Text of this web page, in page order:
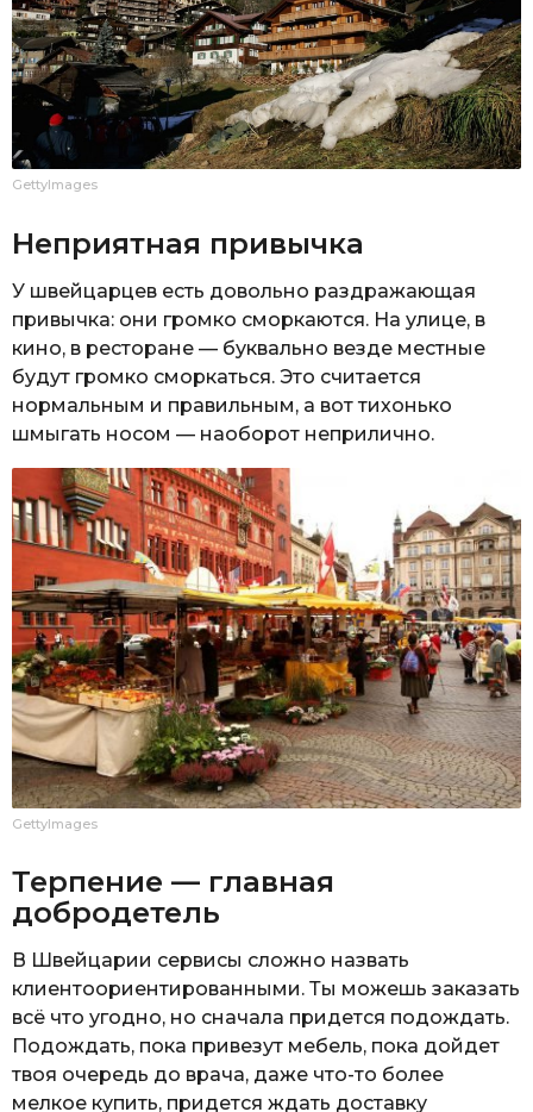
GettyImages
Неприятная привычка
У швейцарцев есть довольно раздражающая
привычка: они громко сморкаются. На улице, в
кино, в ресторане — буквально везде местные
будут громко сморкаться. Это считается
нормальным и правильным, а вот тихонько
шмыгать носом — наоборот неприлично.
GettyImages
Терпение — главная
добродетель
В Швейцарии сервисы сложно назвать
клиентоориентированными. Ты можешь заказать
всё что угодно, но сначала придется подождать.
Подождать, пока привезут мебель, пока дойдет
твоя очередь до врача, даже что-то более
мелкое купить, придется ждать доставку